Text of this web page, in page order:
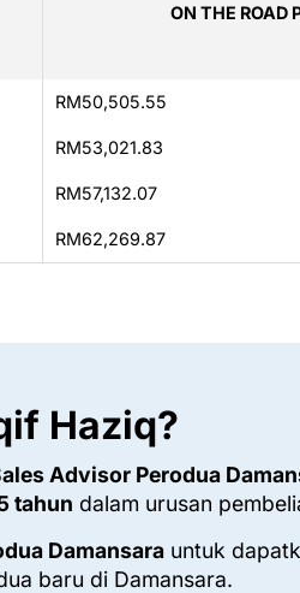
ON THE ROAD
RM50,505.55
RM53,021.83
RM57,132.07
RM62,269.87
Haziq?
Advisor Perodua
tahun dalam urusan
Damansara untuk
baru di Damansara.